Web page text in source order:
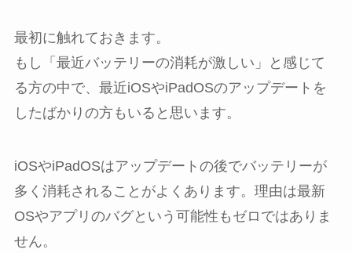
最初に触れておきます。
もし「最近バッテリーの消耗が激しい」と感じて
る方の中で、最近iOSやiPadOSのアップデートを
したばかりの方もいると思います。
iOSやiPadOSはアップデートの後でバッテリーが
多く消耗されることがよくあります。理由は最新
OSやアプリのバグという可能性もゼロではありま
せん。